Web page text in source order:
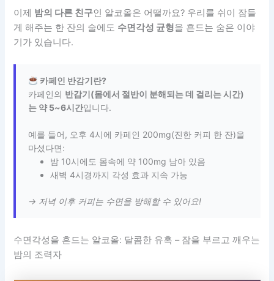
이제 밤의 다른 친구인 알코올은 어떨까요? 우리를 쉬이 잠들
게 해주는 한 잔의 술에도 수면각성 균형을 흔드는 숨은 이야
기가 있습니다.
카페인 반감기란?
카페인의 반감기(몸에서 절반이 분해되는 데 걸리는 시간)
는 약 5~6시간입니다.
예를 들어, 오후 4시에 카페인 200mg(진한 커피 한 잔)을
마셨다면:
밤 10시에도 몸속에 약 100mg 남아 있음
새벽 4시경까지 각성 효과 지속 가능
→ 저녁 이후 커피는 수면을 방해할 수 있어요!
수면각성을 흔드는 알코올: 달콤한 유혹 – 잠을 부르고 깨우는
밤의 조력자